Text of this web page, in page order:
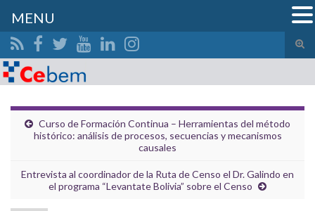
el
Search for:
Curso de Formación Continua – Herramientas del método
histórico: análisis de procesos, secuencias y mecanismos
causales
Entrevista al coordinador de la Ruta de Censo el Dr. Galindo en
el programa “Levantate Bolivia” sobre el Censo
MENU